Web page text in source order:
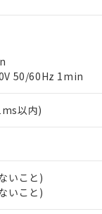
50/60Hz 1min
以内)
いこと)
いこと)
客様のお取引先、
拠点は「
の事前の承諾なく
登録された部品
お客様との取引・
の共同利用に関し
意図的な使用がないこと
月が前後すること
とができます。
準値以下であるこ
質が外部に漏えい
い合わせください。
ル、化学兵器、生
る場合は、上記1、
わる関係者が違法
ては、お客様のお
認ください)
情報を公開してい